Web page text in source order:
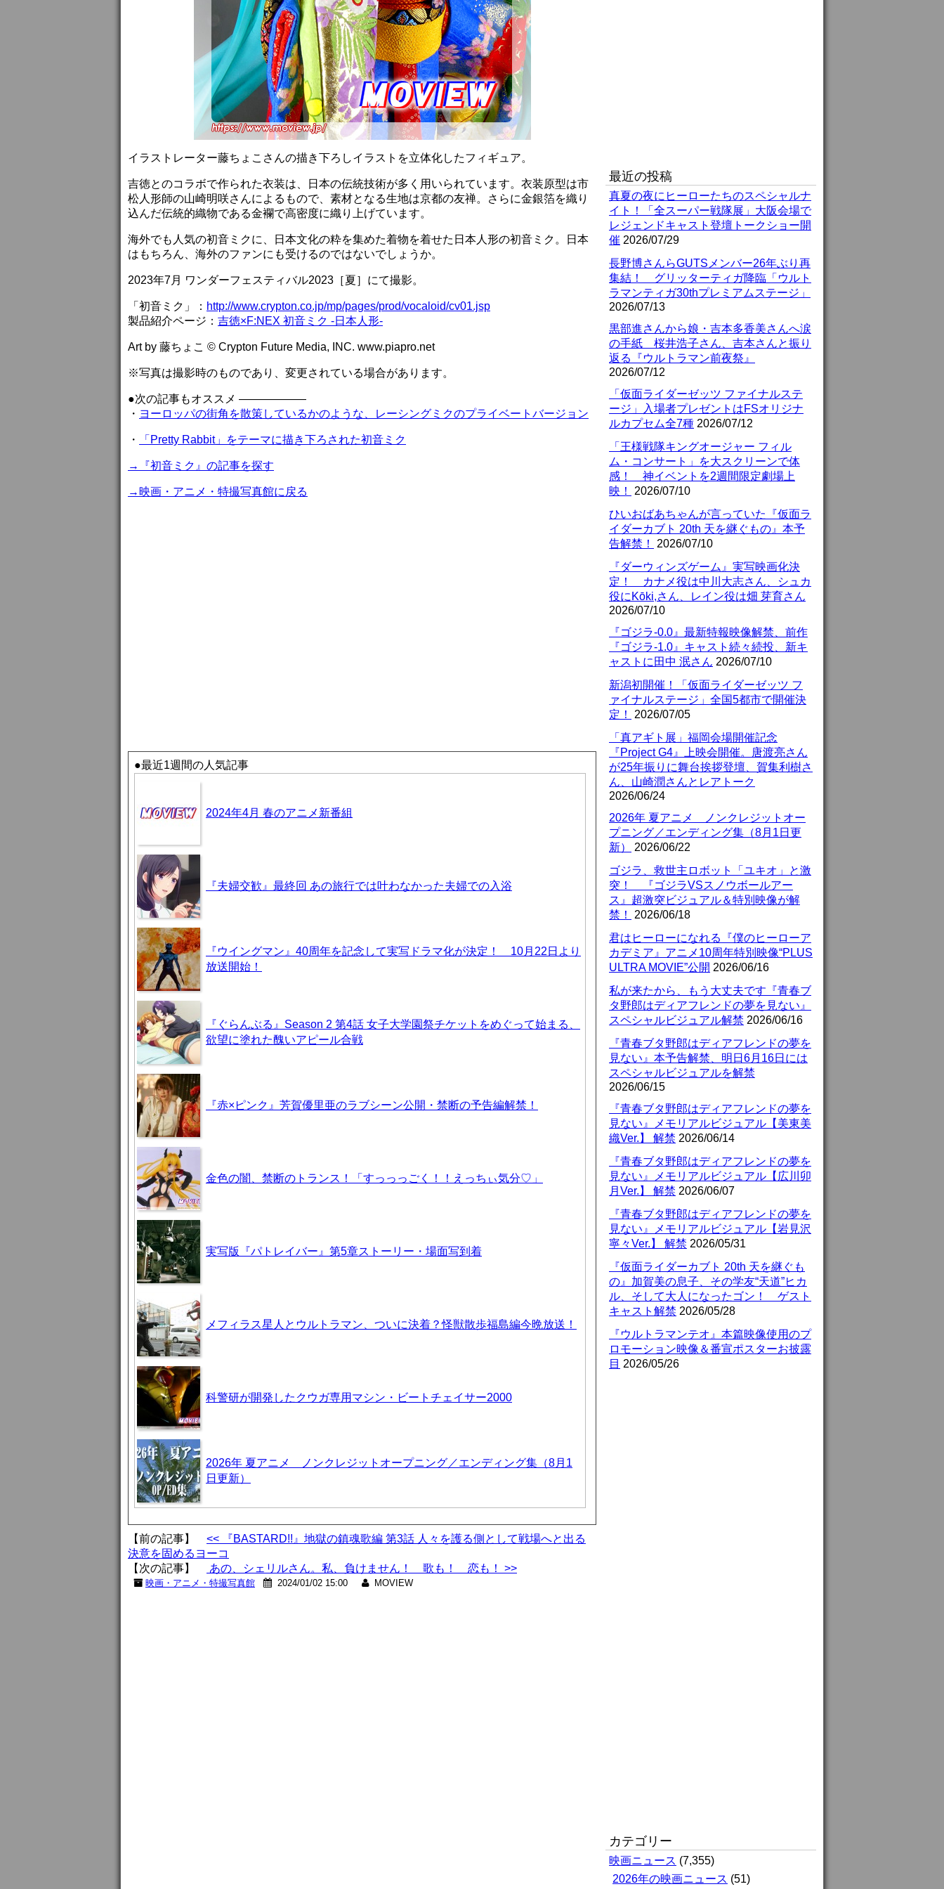
イラストレーター藤ちょこさんの描き下ろしイラストを立体化したフィギュア。
吉徳とのコラボで作られた衣装は、日本の伝統技術が多く用いられています。衣装原型は市
松人形師の山崎明咲さんによるもので、素材となる生地は京都の友禅。さらに金銀箔を織り
込んだ伝統的織物である金襴で高密度に織り上げています。
海外でも人気の初音ミクに、日本文化の粋を集めた着物を着せた日本人形の初音ミク。日本
はもちろん、海外のファンにも受けるのではないでしょうか。
2023年7月 ワンダーフェスティバル2023［夏］にて撮影。
「初音ミク」： http://www.crypton.co.jp/mp/pages/prod/vocaloid/cv01.jsp
製品紹介ページ： 吉徳×F:NEX 初音ミク -日本人形-
Art by 藤ちょこ © Crypton Future Media, INC. www.piapro.net
※写真は撮影時のものであり、変更されている場合があります。
●次の記事もオススメ ——————
・ ヨーロッパの街角を散策しているかのような、レーシングミクのプライベートバージョン
・ 「Pretty Rabbit」をテーマに描き下ろされた初音ミク
→『初音ミク』の記事を探す
→映画・アニメ・特撮写真館に戻る
●最近1週間の人気記事
2024年4月 春のアニメ新番組
『夫婦交歓』最終回 あの旅行では叶わなかった夫婦での入浴
『ウイングマン』40周年を記念して実写ドラマ化が決定！ 10月22日より
放送開始！
『ぐらんぶる』Season 2 第4話 女子大学園祭チケットをめぐって始まる、
欲望に塗れた醜いアピール合戦
『赤×ピンク』芳賀優里亜のラブシーン公開・禁断の予告編解禁！
金色の闇、禁断のトランス！「すっっっごく！！えっちぃ気分♡」
実写版『パトレイバー』第5章ストーリー・場面写到着
メフィラス星人とウルトラマン、ついに決着？怪獣散歩福島編今晩放送！
科警研が開発したクウガ専用マシン・ビートチェイサー2000
2026年 夏アニメ ノンクレジットオープニング／エンディング集（8月1
日更新）
【前の記事】 << 『BASTARD!!』地獄の鎮魂歌編 第3話 人々を護る側として戦場へと出る
決意を固めるヨーコ
【次の記事】
あの、シェリルさん。私、負けません！ 歌も！ 恋も！ >>
映画・アニメ・特撮写真館 2024/01/02 15:00 MOVIEW
最近の投稿
真夏の夜にヒーローたちのスペシャルナ
イト！「全スーパー戦隊展」大阪会場で
レジェンドキャスト登壇トークショー開
催 2026/07/29
長野博さんらGUTSメンバー26年ぶり再
集結！ グリッターティガ降臨「ウルト
ラマンティガ30thプレミアムステージ」
2026/07/13
黒部進さんから娘・吉本多香美さんへ涙
の手紙 桜井浩子さん、吉本さんと振り
返る『ウルトラマン前夜祭』
2026/07/12
「仮面ライダーゼッツ ファイナルステ
ージ」入場者プレゼントはFSオリジナ
ルカプセム全7種 2026/07/12
「王様戦隊キングオージャー フィル
ム・コンサート」を大スクリーンで体
感！ 神イベントを2週間限定劇場上
映！
2026/07/10
ひいおばあちゃんが言っていた『仮面ラ
イダーカブト 20th 天を継ぐもの』本予
告解禁！
2026/07/10
『ダーウィンズゲーム』実写映画化決
定！ カナメ役は中川大志さん、シュカ
役にKōki,さん、レイン役は畑 芽育さん
2026/07/10
『ゴジラ-0.0』最新特報映像解禁、前作
『ゴジラ-1.0』キャスト続々続投、新キ
ャストに田中 泯さん 2026/07/10
新潟初開催！「仮面ライダーゼッツ フ
ァイナルステージ」全国5都市で開催決
定！
2026/07/05
「真アギト展」福岡会場開催記念
『Project G4』上映会開催。唐渡亮さん
が25年振りに舞台挨拶登壇、賀集利樹さ
ん、山崎潤さんとレアトーク
2026/06/24
2026年 夏アニメ ノンクレジットオー
プニング／エンディング集（8月1日更
新）
2026/06/22
ゴジラ、救世主ロボット「ユキオ」と激
突！ 『ゴジラVSスノウボールアー
ス』超激突ビジュアル＆特別映像が解
禁！
2026/06/18
君はヒーローになれる『僕のヒーローア
カデミア』アニメ10周年特別映像“PLUS
ULTRA MOVIE”公開 2026/06/16
私が来たから、もう大丈夫です『青春ブ
タ野郎はディアフレンドの夢を見ない』
スペシャルビジュアル解禁 2026/06/16
『青春ブタ野郎はディアフレンドの夢を
見ない』本予告解禁、明日6月16日には
スペシャルビジュアルを解禁
2026/06/15
『青春ブタ野郎はディアフレンドの夢を
見ない』メモリアルビジュアル【美東美
織Ver.】 解禁 2026/06/14
『青春ブタ野郎はディアフレンドの夢を
見ない』メモリアルビジュアル【広川卯
月Ver.】 解禁 2026/06/07
『青春ブタ野郎はディアフレンドの夢を
見ない』メモリアルビジュアル【岩見沢
寧々Ver.】 解禁 2026/05/31
『仮面ライダーカブト 20th 天を継ぐも
の』加賀美の息子、その学友“天道”ヒカ
ル、そして大人になったゴン！ ゲスト
キャスト解禁 2026/05/28
『ウルトラマンテオ』本篇映像使用のプ
ロモーション映像＆番宣ポスターお披露
目 2026/05/26
カテゴリー
映画ニュース (7,355)
2026年の映画ニュース (51)